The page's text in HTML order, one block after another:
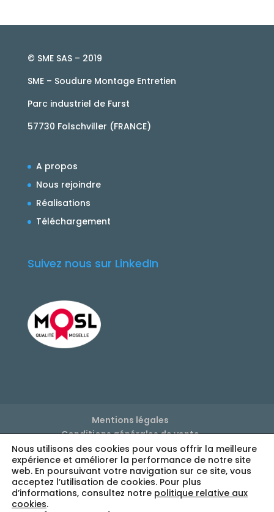
© SME SAS – 2019
SME – Soudure Montage Entretien
Parc industriel de Furst
57730 Folschviller (FRANCE)
A propos
Nous rejoindre
Réalisations
Téléchargement
Suivez nous sur LinkedIn
Mentions légales
Conditions générales de vente
Politique de confidentialité
Réglage des cookies
Nous utilisons des cookies pour vous offrir la meilleure
expérience et améliorer la performance de notre site
web. En poursuivant votre navigation sur ce site, vous
acceptez l’utilisation de cookies. Pour plus
d’informations, consultez notre politique relative aux
cookies.